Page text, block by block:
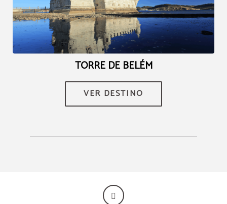
TORRE DE BELÉM
Ventajas exclusivas
Conoce todas las ventajas de reservar
directamente con nosotros.
Garantizamos siempre el mejor precio disponible
Late check-out hasta las 13 h